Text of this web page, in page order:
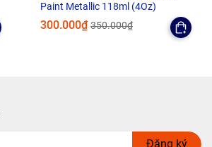
Paint Metallic 118ml (4Oz)
300.000₫ 350.000₫
Đăng ký